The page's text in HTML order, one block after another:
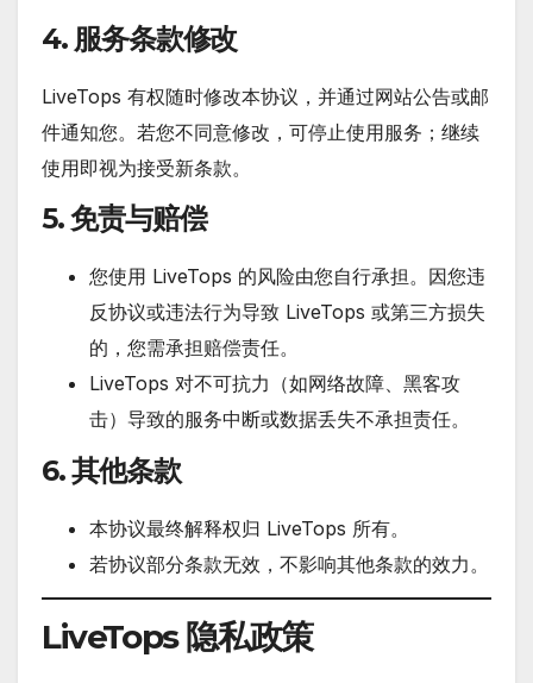
4. 服务条款修改
LiveTops 有权随时修改本协议，并通过网站公告或邮
件通知您。若您不同意修改，可停止使用服务；继续
使用即视为接受新条款。
5. 免责与赔偿
您使用 LiveTops 的风险由您自行承担。因您违
反协议或违法行为导致 LiveTops 或第三方损失
的，您需承担赔偿责任。
LiveTops 对不可抗力（如网络故障、黑客攻
击）导致的服务中断或数据丢失不承担责任。
6. 其他条款
本协议最终解释权归 LiveTops 所有。
若协议部分条款无效，不影响其他条款的效力。
LiveTops 隐私政策